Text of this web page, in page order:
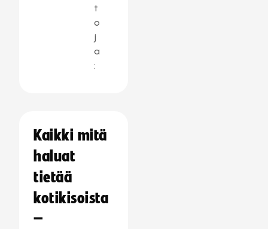
t
o
j
a
:
Kaikki mitä
haluat
tietää
kotikisoista
–